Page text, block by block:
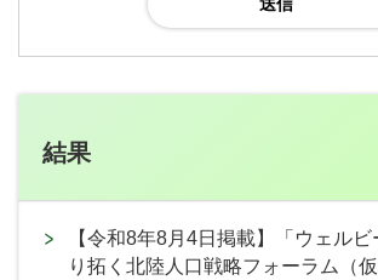
結果
【令和8年8月4日掲載】「ウェル
り拓く北陸人口戦略フォーラム（